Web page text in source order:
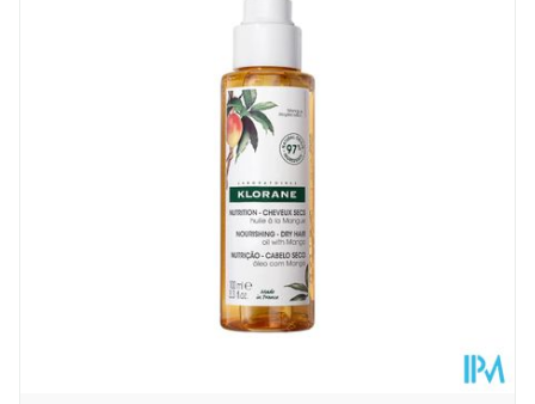
Température ambiante (15°C -